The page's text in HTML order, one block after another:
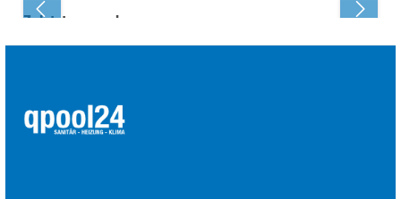
Zuletzt angesehen: